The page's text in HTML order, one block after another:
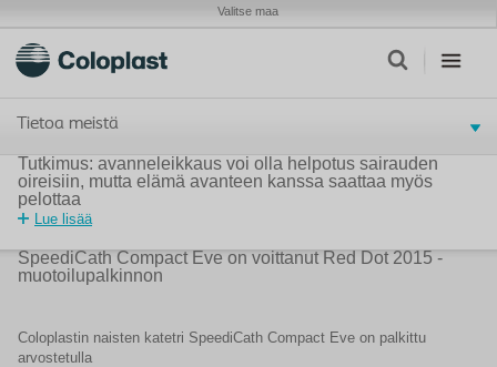
Valitse maa
Tietoa meistä
Tutkimus: avanneleikkaus voi olla helpotus sairauden
oireisiin, mutta elämä avanteen kanssa saattaa myös
pelottaa
Lue lisää
SpeediCath Compact Eve on voittanut Red Dot 2015 -
muotoilupalkinnon
Coloplastin naisten katetri SpeediCath Compact Eve on palkittu
arvostetulla